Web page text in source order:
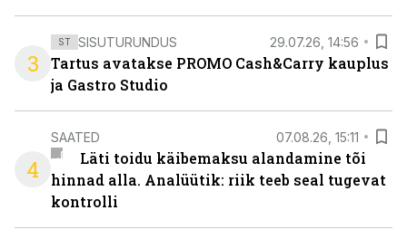
3
ST SISUTURUNDUS 29.07.26, 14:56
Tartus avatakse PROMO Cash&Carry kauplus
ja Gastro Studio
4
SAATED 07.08.26, 15:11
Läti toidu käibemaksu alandamine tõi
hinnad alla. Analüütik: riik teeb seal tugevat
kontrolli